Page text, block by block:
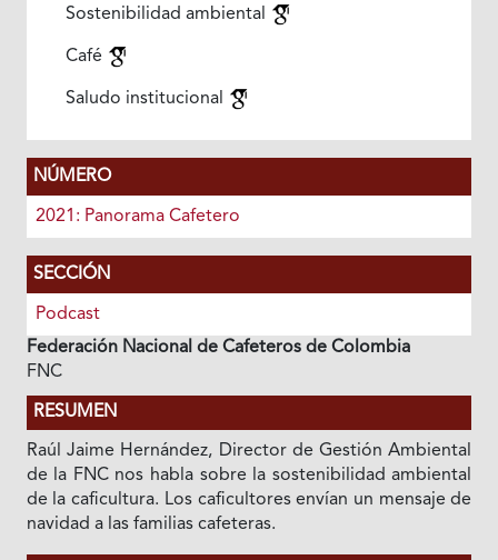
Sostenibilidad ambiental
Café
Saludo institucional
NÚMERO
2021: Panorama Cafetero
SECCIÓN
Podcast
Federación Nacional de Cafeteros de Colombia
FNC
RESUMEN
Raúl Jaime Hernández, Director de Gestión Ambiental
de la FNC nos habla sobre la sostenibilidad ambiental
de la caficultura. Los caficultores envían un mensaje de
navidad a las familias cafeteras.